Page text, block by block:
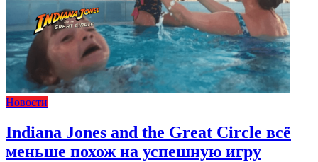
Новости
Indiana Jones and the Great Circle всё
меньше похож на успешную игру